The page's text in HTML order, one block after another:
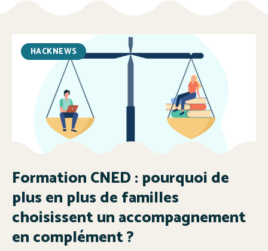
HACKNEWS
Formation CNED : pourquoi de
plus en plus de familles
choisissent un accompagnement
en complément ?